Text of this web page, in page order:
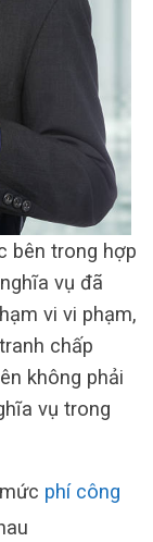
bên trong hợp
vụ đã
vi vi phạm,
chấp
không phải
vụ trong
phí công